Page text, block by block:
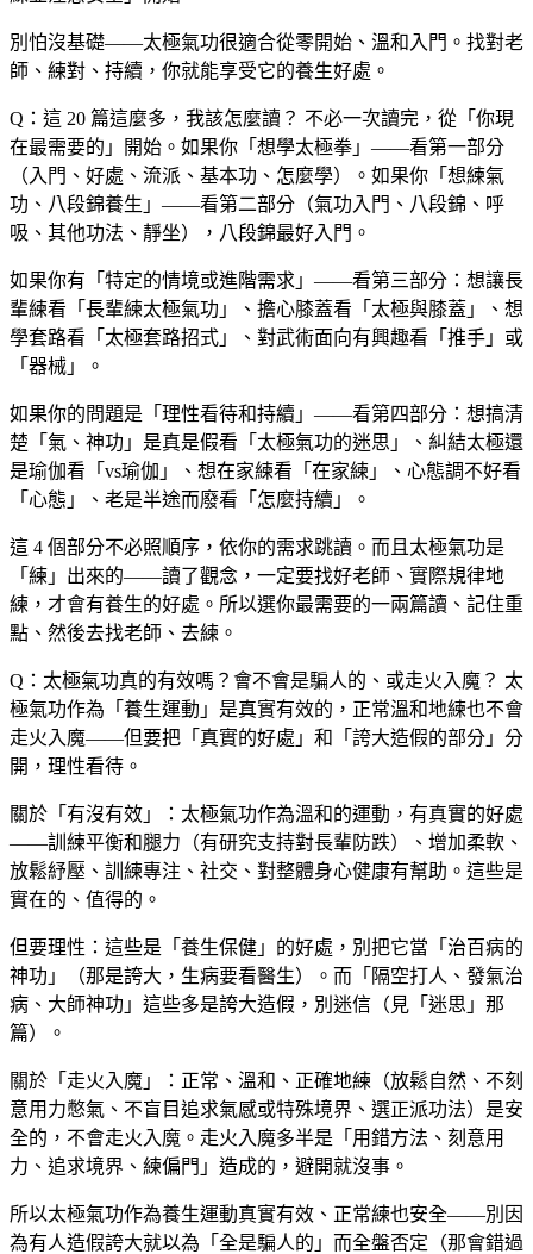
別怕沒基礎——太極氣功很適合從零開始、溫和入門。找對老
師、練對、持續，你就能享受它的養生好處。
Q：這 20 篇這麼多，我該怎麼讀？ 不必一次讀完，從「你現
在最需要的」開始。如果你「想學太極拳」——看第一部分
（入門、好處、流派、基本功、怎麼學）。如果你「想練氣
功、八段錦養生」——看第二部分（氣功入門、八段錦、呼
吸、其他功法、靜坐），八段錦最好入門。
如果你有「特定的情境或進階需求」——看第三部分：想讓長
輩練看「長輩練太極氣功」、擔心膝蓋看「太極與膝蓋」、想
學套路看「太極套路招式」、對武術面向有興趣看「推手」或
「器械」。
如果你的問題是「理性看待和持續」——看第四部分：想搞清
楚「氣、神功」是真是假看「太極氣功的迷思」、糾結太極還
是瑜伽看「vs瑜伽」、想在家練看「在家練」、心態調不好看
「心態」、老是半途而廢看「怎麼持續」。
這 4 個部分不必照順序，依你的需求跳讀。而且太極氣功是
「練」出來的——讀了觀念，一定要找好老師、實際規律地
練，才會有養生的好處。所以選你最需要的一兩篇讀、記住重
點、然後去找老師、去練。
Q：太極氣功真的有效嗎？會不會是騙人的、或走火入魔？ 太
極氣功作為「養生運動」是真實有效的，正常溫和地練也不會
走火入魔——但要把「真實的好處」和「誇大造假的部分」分
開，理性看待。
關於「有沒有效」：太極氣功作為溫和的運動，有真實的好處
——訓練平衡和腿力（有研究支持對長輩防跌）、增加柔軟、
放鬆紓壓、訓練專注、社交、對整體身心健康有幫助。這些是
實在的、值得的。
但要理性：這些是「養生保健」的好處，別把它當「治百病的
神功」（那是誇大，生病要看醫生）。而「隔空打人、發氣治
病、大師神功」這些多是誇大造假，別迷信（見「迷思」那
篇）。
關於「走火入魔」：正常、溫和、正確地練（放鬆自然、不刻
意用力憋氣、不盲目追求氣感或特殊境界、選正派功法）是安
全的，不會走火入魔。走火入魔多半是「用錯方法、刻意用
力、追求境界、練偏門」造成的，避開就沒事。
所以太極氣功作為養生運動真實有效、正常練也安全——別因
為有人造假誇大就以為「全是騙人的」而全盤否定（那會錯過